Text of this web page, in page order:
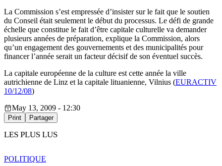
La Commission s’est empressée d’insister sur le fait que le soutien
du Conseil était seulement le début du processus. Le défi de grande
échelle que constitue le fait d’être capitale culturelle va demander
plusieurs années de préparation, explique la Commission, alors
qu’un engagement des gouvernements et des municipalités pour
financer l’année serait un facteur décisif de son éventuel succès.
La capitale européenne de la culture est cette année la ville
autrichienne de Linz et la capitale lituanienne, Vilnius (EURACTIV
10/12/08)
May 13, 2009 - 12:30
Print Partager
LES PLUS LUS
POLITIQUE